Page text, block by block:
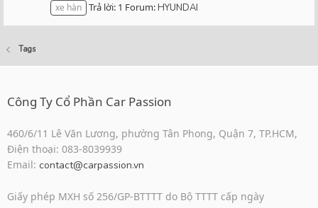
xe hàn Trả lời: 1 Forum:HYUNDAI
Tags
Công Ty Cổ Phần Car Passion
460/6/11 Lê Văn Lương, phường Tân Phong, Quận 7, TP.HCM,
Điện thoại: 083-8039939
Email: contact@carpassion.vn
Giấy phép MXH số 256/GP-BTTTT do Bộ TTTT cấp ngày